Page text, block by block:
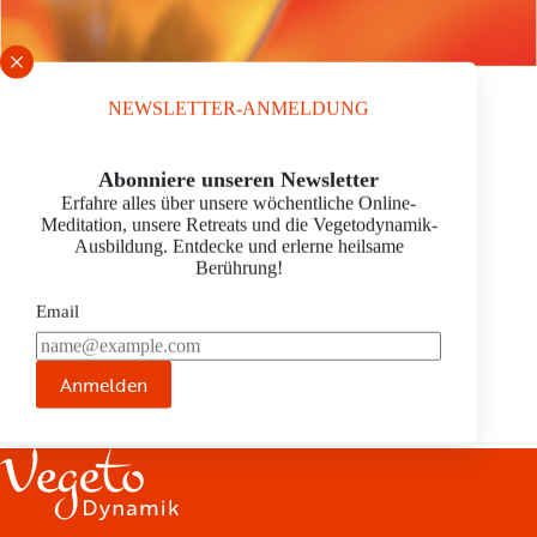
Schrift vergrößern
NEWSLETTER-ANMELDUNG
Abonniere unseren Newsletter
Erfahre alles über unsere wöchentliche Online-
Meditation, unsere Retreats und die Vegetodynamik-
Ausbildung. Entdecke und erlerne heilsame
Berührung!
Email
Anmelden
practitioner
Bachstr. 39
72348 Rosenfeld
E-Mail:info@tanja-leopold.de
Tel.:07428 – 9406489
JETZT TERMIN ANFRAGEN ›